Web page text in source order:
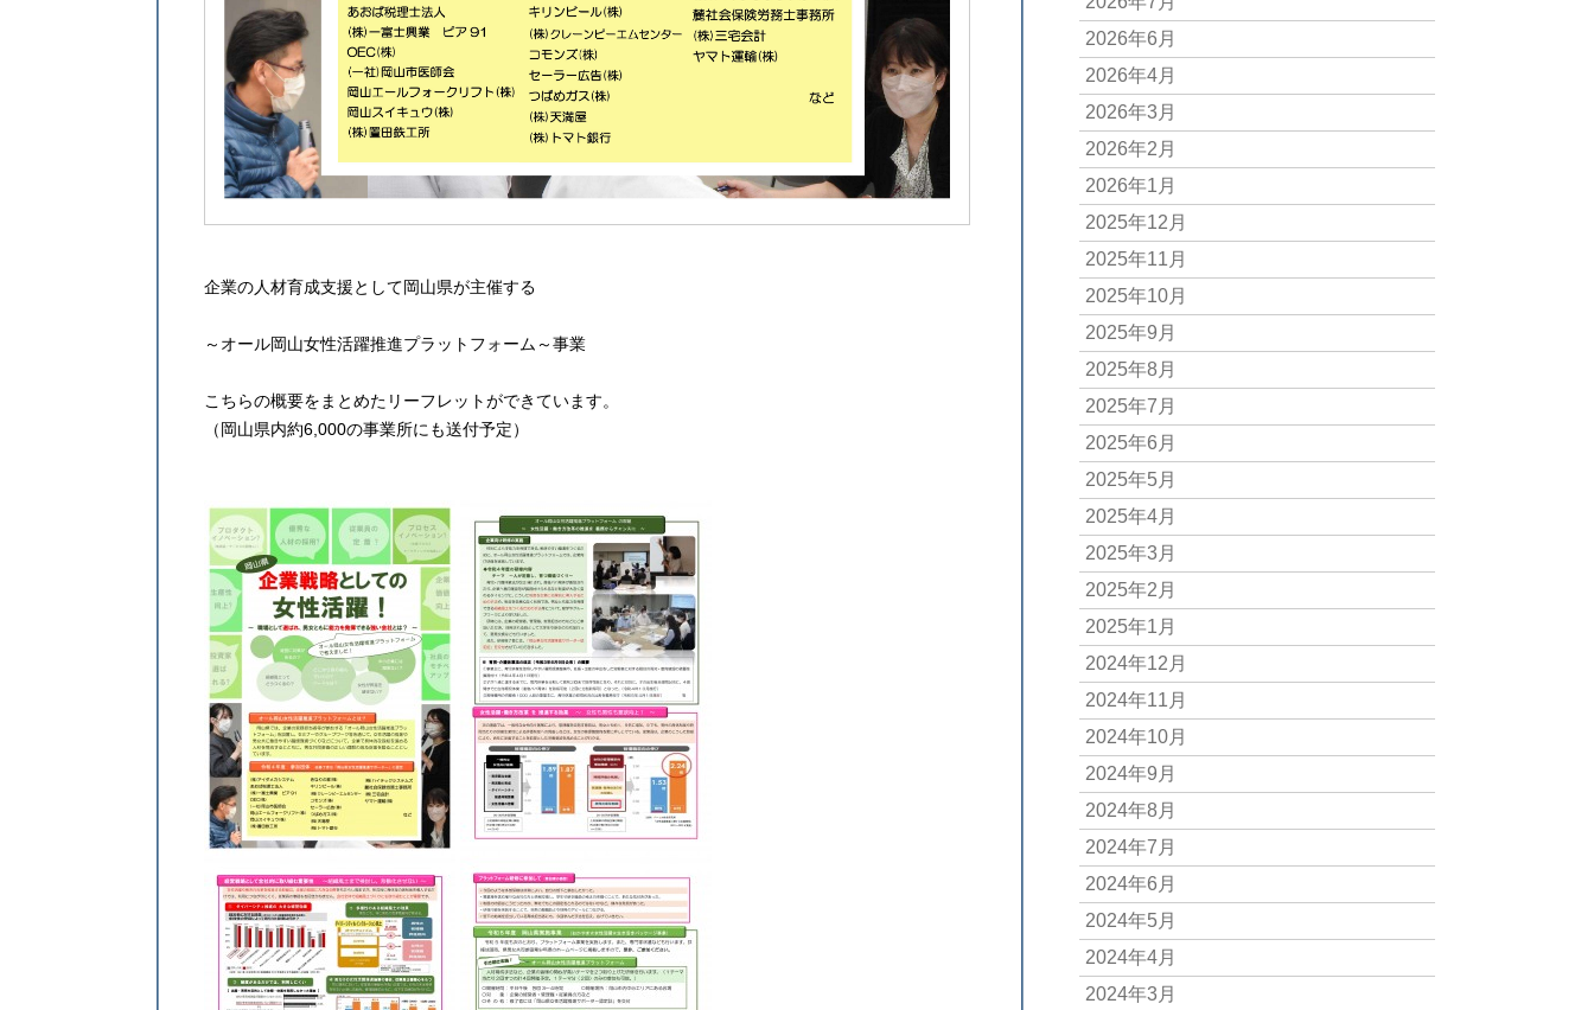
企業の人材育成支援として岡山県が主催する
～オール岡山女性活躍推進プラットフォーム～事業
こちらの概要をまとめたリーフレットができています。
（岡山県内約6,000の事業所にも送付予定）
2026年6月
2026年4月
2026年3月
2026年2月
2026年1月
2025年12月
2025年11月
2025年10月
2025年9月
2025年8月
2025年7月
2025年6月
2025年5月
2025年4月
2025年3月
2025年2月
2025年1月
2024年12月
2024年11月
2024年10月
2024年9月
2024年8月
2024年7月
2024年6月
2024年5月
2024年4月
2024年3月